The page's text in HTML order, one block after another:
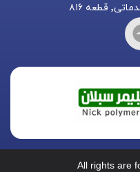
All rights are